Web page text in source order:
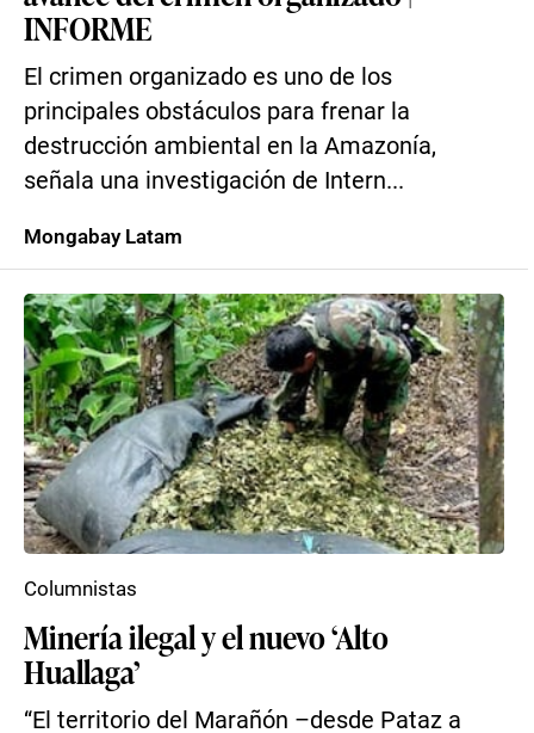
INFORME
El crimen organizado es uno de los
principales obstáculos para frenar la
destrucción ambiental en la Amazonía,
señala una investigación de Intern...
Mongabay Latam
Minería ilegal y el nuevo ‘Alto
Huallaga’
“El territorio del Marañón –desde Pataz a
Columnistas